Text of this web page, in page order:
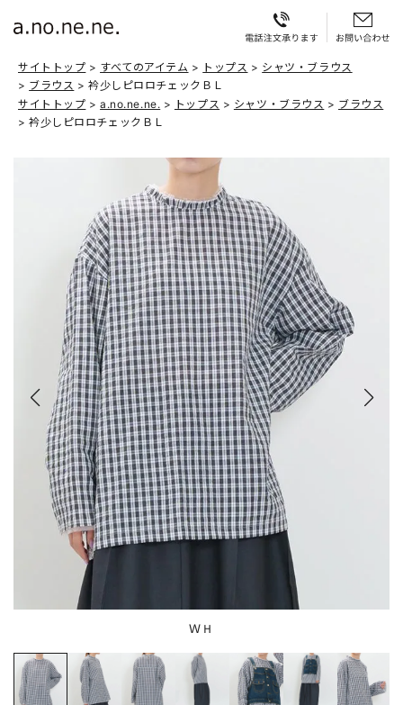
サイトトップ すべてのアイテム トップス
シャツ・ブラウス
ブラウス
衿少しピロロチェックＢＬ
サイトトップ
a.no.ne.ne. トップス シャツ・ブラウス
ブラウス
衿少しピロロチェックＢＬ
ＷＨ